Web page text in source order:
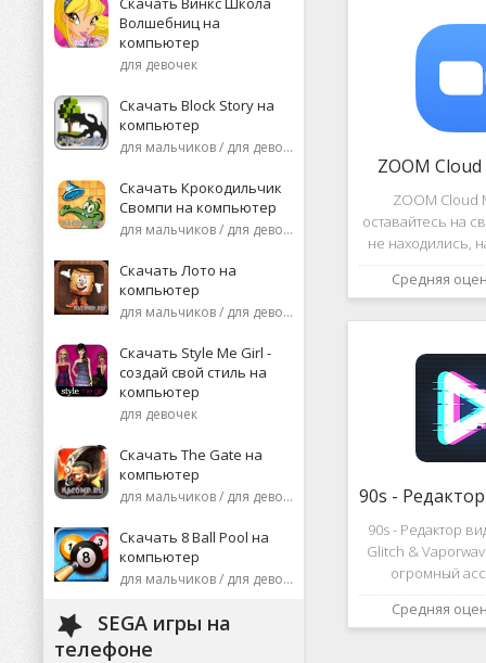
Волшебниц на
компьютер
для девочек
Скачать Block Story на
компьютер
для мальчиков / для девочек
Скачать Крокодильчик
Свомпи на компьютер
для мальчиков / для девочек
Скачать Лото на
компьютер
для мальчиков / для девочек
Скачать Style Me Girl -
создай свой стиль на
компьютер
для девочек
Скачать The Gate на
компьютер
для мальчиков / для девочек
Скачать 8 Ball Pool на
компьютер
для мальчиков / для девочек
SEGA игры на
телефоне
ZOOM
ZOOM Cloud
оставайтесь на
не находились,
или
Средняя
90s - Редактор
Glitch &
огромный
различных
дополнений к
Средняя